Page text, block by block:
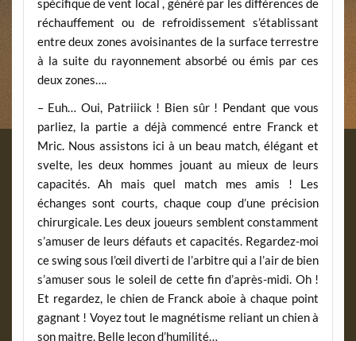
spécifique de vent local , généré par les différences de
réchauffement ou de refroidissement s’établissant
entre deux zones avoisinantes de la surface terrestre
à la suite du rayonnement absorbé ou émis par ces
deux zones….
– Euh… Oui, Patriiick ! Bien sûr ! Pendant que vous
parliez, la partie a déjà commencé entre Franck et
Mric. Nous assistons ici à un beau match, élégant et
svelte, les deux hommes jouant au mieux de leurs
capacités. Ah mais quel match mes amis ! Les
échanges sont courts, chaque coup d’une précision
chirurgicale. Les deux joueurs semblent constamment
s’amuser de leurs défauts et capacités. Regardez-moi
ce swing sous l’œil diverti de l’arbitre qui a l’air de bien
s’amuser sous le soleil de cette fin d’après-midi. Oh !
Et regardez, le chien de Franck aboie à chaque point
gagnant ! Voyez tout le magnétisme reliant un chien à
son maitre. Belle leçon d’humilité…